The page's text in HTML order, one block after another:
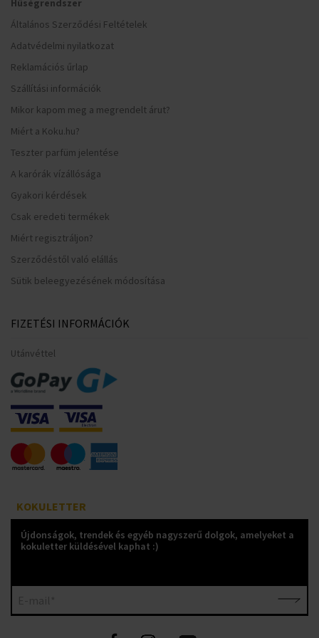
Hűségrendszer
Általános Szerződési Feltételek
Adatvédelmi nyilatkozat
Reklamációs űrlap
Szállítási információk
Mikor kapom meg a megrendelt árut?
Miért a Koku.hu?
Teszter parfüm jelentése
A karórák vízállósága
Gyakori kérdések
Csak eredeti termékek
Miért regisztráljon?
Szerződéstől való elállás
Sütik beleegyezésének módosítása
FIZETÉSI INFORMÁCIÓK
Utánvéttel
KOKULETTER
Újdonságok, trendek és egyéb nagyszerű dolgok, amelyeket a
kokuletter küldésével kaphat :)